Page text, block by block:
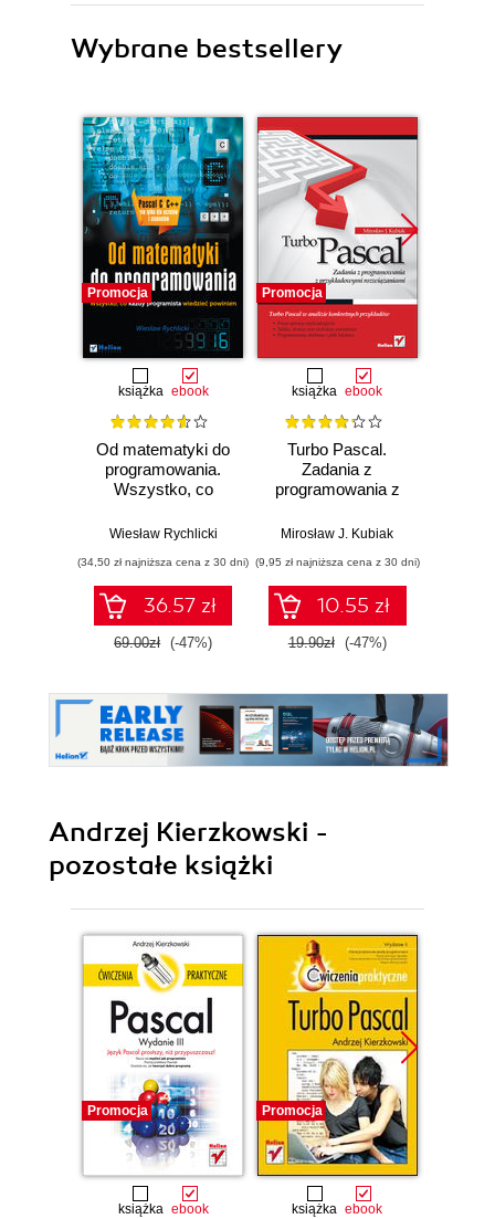
Wybrane bestsellery
Promocja
książka ebook
Od matematyki do
programowania.
Wszystko, co
wiedzieć powinien
Wiesław Rychlicki
(34,50 zł najniższa cena z 30 dni)
36.57 zł
69.00zł (-47%)
Promocja
książka ebook
Turbo Pascal.
Zadania z
programowania z
rozwiązaniami
Mirosław J. Kubiak
(9,95 zł najniższa cena z 30 dni)
10.55 zł
19.90zł (-47%)
Andrzej Kierzkowski -
pozostałe książki
Promocja
książka ebook
Promocja
książka ebook